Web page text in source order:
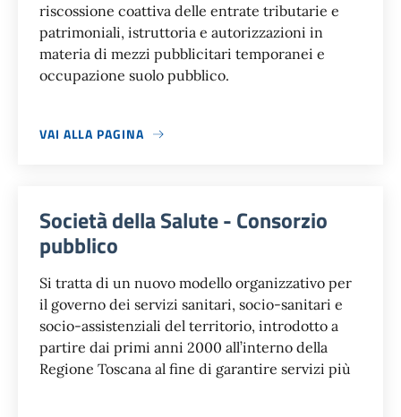
riscossione coattiva delle entrate tributarie e
patrimoniali, istruttoria e autorizzazioni in
materia di mezzi pubblicitari temporanei e
occupazione suolo pubblico.
VAI ALLA PAGINA
Società della Salute - Consorzio
pubblico
Si tratta di un nuovo modello organizzativo per
il governo dei servizi sanitari, socio-sanitari e
socio-assistenziali del territorio, introdotto a
partire dai primi anni 2000 all’interno della
Regione Toscana al fine di garantire servizi più